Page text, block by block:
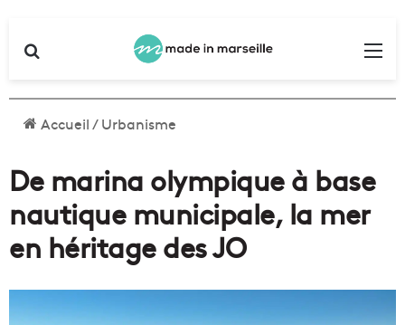
Accueil/Urbanisme
De marina olympique à base
nautique municipale, la mer
en héritage des JO